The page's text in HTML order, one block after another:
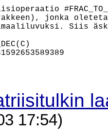
jonka
Siis
17:54)